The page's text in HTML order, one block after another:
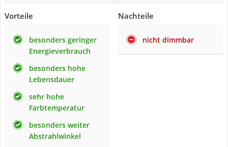
Vorteile
besonders geringer
Energieverbrauch
besonders hohe
Lebensdauer
sehr hohe
Farbtemperatur
besonders weiter
Abstrahlwinkel
Nachteile
nicht dimmbar